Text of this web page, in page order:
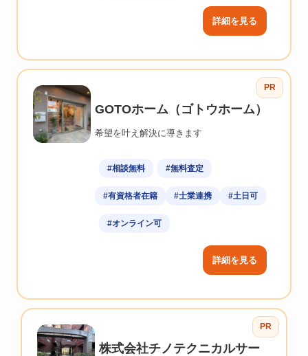
詳細を見る
PR
GOTOホーム（ゴトウホーム）
希望を叶え解決に導きます
#相談無料 #無料査定
#有資格者在籍 #士業連携 #土日可
#オンライン可
詳細を見る
PR
株式会社チノテクニカルサー